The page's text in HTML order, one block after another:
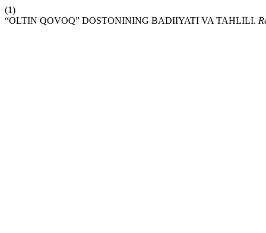
(1)
“OLTIN QOVOQ” DOSTONINING BADIIYATI VA TAHLILI.